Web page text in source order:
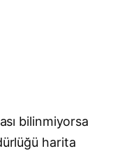
bilinmiyorsa
harita